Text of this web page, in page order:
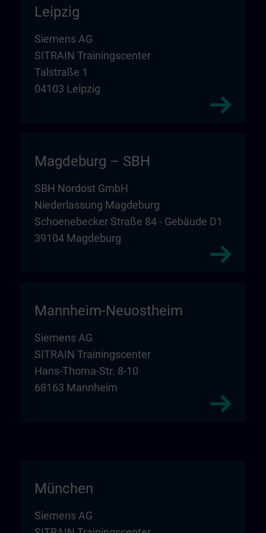
Leipzig
Siemens AG
SITRAIN Trainingscenter
Talstraße 1
04103 Leipzig
Magdeburg – SBH
SBH Nordost GmbH
Niederlassung Magdeburg
Schoenebecker Straße 84 - Gebäude D1
39104 Magdeburg
Mannheim-Neuostheim
Siemens AG
SITRAIN Trainingscenter
Hans-Thoma-Str. 8-10
68163 Mannheim
München
Siemens AG